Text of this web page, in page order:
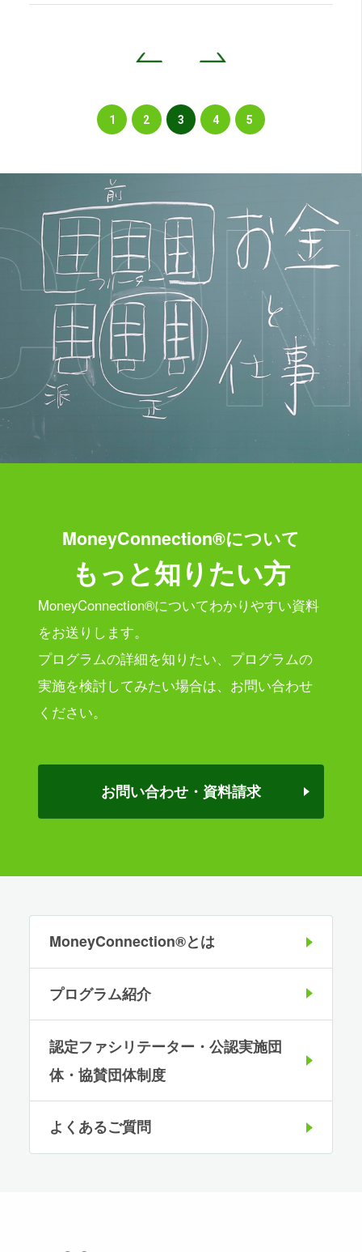
<
1 2 3 4 5
>
MoneyConnection®について
もっと知りたい方
MoneyConnection®についてわかりやすい資料
をお送りします。
プログラムの詳細を知りたい、プログラムの
実施を検討してみたい場合は、 お問い合わせ
ください。
お問い合わせ・資料請求
MoneyConnection®とは
プログラム紹介
認定ファシリテーター・公認実施団
体・協賛団体制度
よくあるご質問